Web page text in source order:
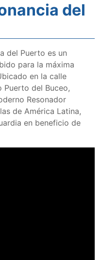
del
del Puerto es un
para la máxima
en la calle
Puerto del Buceo,
Resonador
de América Latina,
en beneficio de